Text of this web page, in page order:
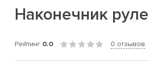
Наконечник
Рейтинг 0.0 0 отзывов